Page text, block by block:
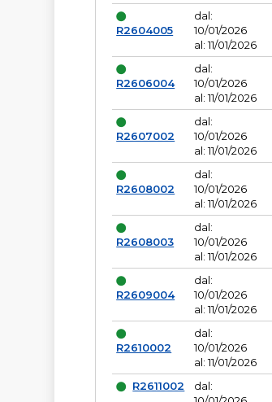
R2604005
dal:
10/01/2026
al: 11/01/2026
R2606004
dal:
10/01/2026
al: 11/01/2026
R2607002
dal:
10/01/2026
al: 11/01/2026
R2608002
dal:
10/01/2026
al: 11/01/2026
R2608003
dal:
10/01/2026
al: 11/01/2026
R2609004
dal:
10/01/2026
al: 11/01/2026
R2610002
dal:
10/01/2026
al: 11/01/2026
R2611002
dal: